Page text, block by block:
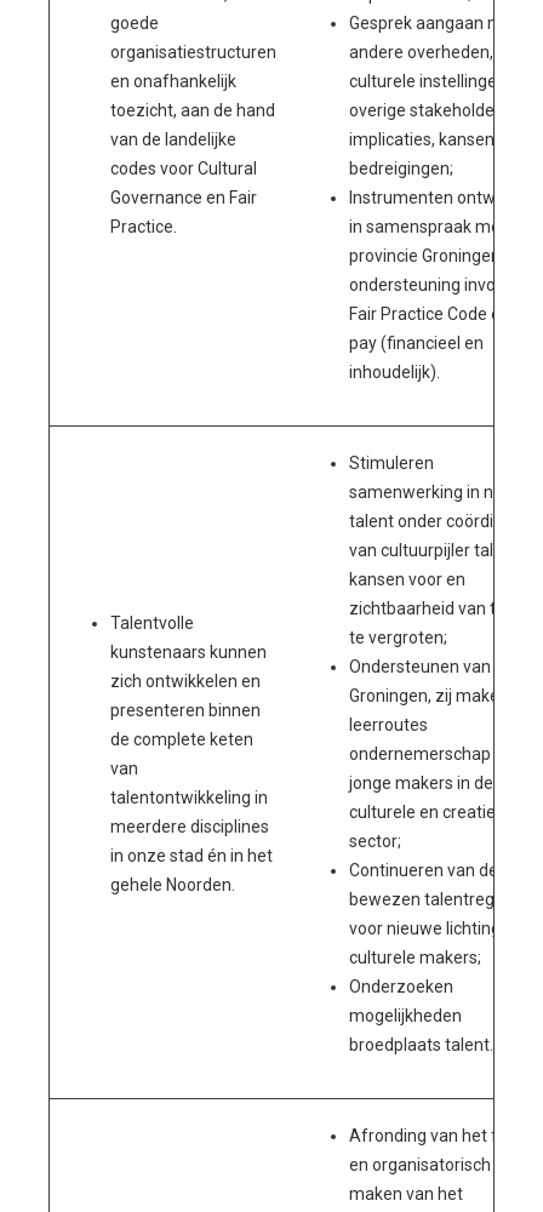
goede
organisatiestructuren
en onafhankelijk
toezicht, aan de hand
van de landelijke
codes voor Cultural
Governance en Fair
Practice.
Gesprek aangaan met
andere overheden,
culturele instellingen en
overige stakeholders
implicaties, kansen en
bedreigingen;
Instrumenten
in samenspraak met de
provincie Groningen ter
ondersteuning invoering
Fair Practice Code en fair
pay (financieel en
inhoudelijk).
Talentvolle
kunstenaars kunnen
zich ontwikkelen en
presenteren binnen
de complete keten
van
talentontwikkeling in
meerdere disciplines
in onze stad én in het
gehele Noorden.
Stimuleren
samenwerking in
talent onder coördinatie
van cultuurpijler talent
kansen voor en
zichtbaarheid van talent
te vergroten;
Ondersteunen van LAB-
Groningen, zij maken
leerroutes
ondernemerschap voor
jonge makers in de
culturele en creatieve
sector;
Continueren van de
bewezen talentregeling
voor nieuwe lichting
culturele makers;
Onderzoeken
mogelijkheden
broedplaats talent.
Afronding van het fysiek
en organisatorisch
maken van het